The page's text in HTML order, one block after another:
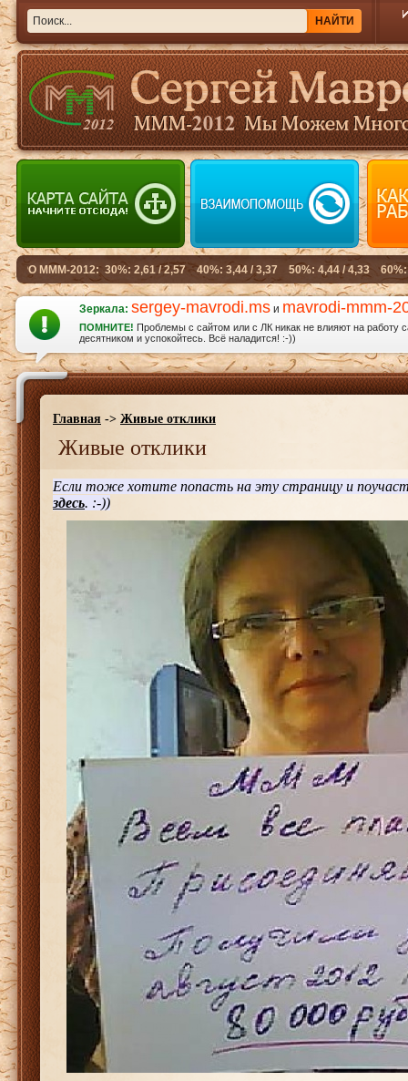
Зеркала: sergey-mavrodi.ms и mavrodi-mmm-
ПОМНИТЕ! Проблемы с сайтом или с ЛК никак не влияют на работу
десятником и успокойтесь. Всё наладится! :-))
Главная -> Живые отклики
Живые отклики
Если тоже хотите попасть на эту страницу и
здесь. :-))